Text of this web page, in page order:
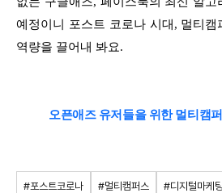
예정이니 포스트 코로나 시대, 멀티캠
역량을 끌어내 봐요.
오픈애즈 유저들을 위한 멀티캠
#포스트코로나 #멀티캠퍼스 #디지털마케팅